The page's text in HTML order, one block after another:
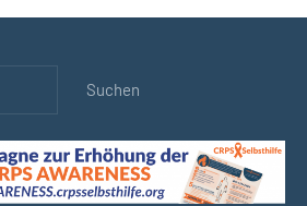
Suchen